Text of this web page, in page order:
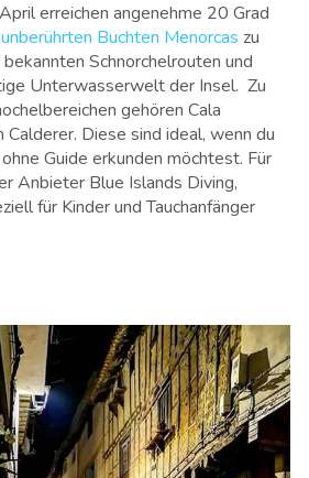
erreichen angenehme 20 Grad
unberührten Buchten Menorcas zu
Schnorchelrouten und
Unterwasserwelt der Insel. Zu
gehören Cala
Calderer. Diese sind ideal, wenn du
Guide erkunden möchtest. Für
Anbieter Blue Islands Diving,
für Kinder und Tauchanfänger